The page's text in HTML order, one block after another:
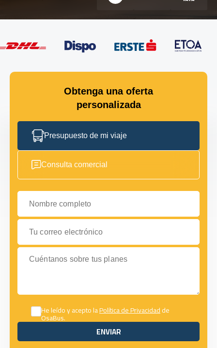
Obtenga una oferta
personalizada
Presupuesto de mi viaje
Consulta comercial
Nombre completo
Tu correo electrónico
Cuéntanos sobre tus planes
He leído y acepto laPolítica de Privacidadde
OsaBus.
ENVIAR
ENVIAR